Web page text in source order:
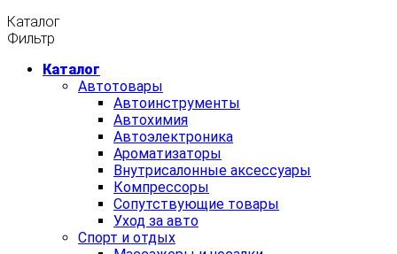
Каталог
Фильтр
Каталог
Автотовары
Автоинструменты
Автохимия
Автоэлектроника
Ароматизаторы
Внутрисалонные аксессуары
Компрессоры
Сопутствующие товары
Уход за авто
Спорт и отдых